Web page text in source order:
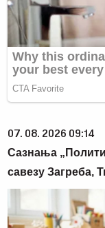
07. 08. 2026 09:14
Сазнања
савезу Загреба,